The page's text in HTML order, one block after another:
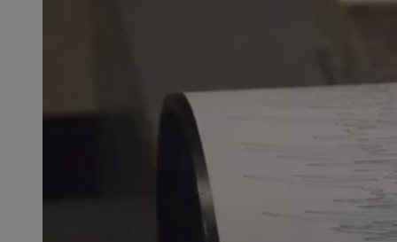
CookieScriptConsent